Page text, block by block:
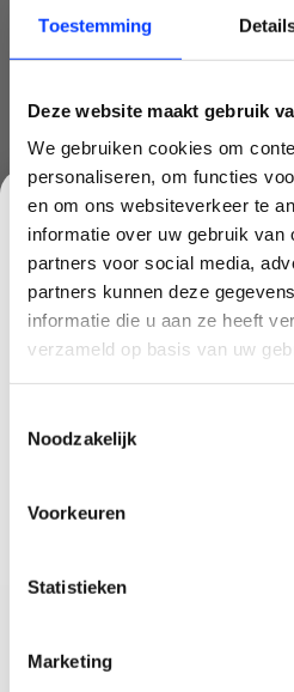
Toestemming
Deze website maakt gebruik
We gebruiken cookies om
personaliseren, om functies
en om ons websiteverkeer te
informatie over uw gebruik van
partners voor social media,
partners kunnen deze
informatie die u aan ze heeft
verzameld op basis van uw
Noodzakelijk
Voorkeuren
Statistieken
Marketing
mini 3 pro(1)
mini 4 (1)
mini drone(6)
nd filter(2)
race drone(1)
starter(1)
uv filter(1)
MELD JE AAN VOOR
CLAIM KORTING